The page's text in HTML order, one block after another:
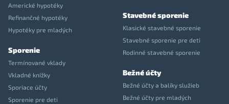
Americké hypotéky
Refinančné hypotéky
Hypotéky pre mladých
Sporenie
Termínované vklady
Vkladné knížky
Sporiace účty
Sporenie pre deti
Stavebné sporenie
Klasické stavebné sporenie
Stavebné sporenie pre deti
Rodinné stavebné sporenie
Bežné účty
Bežné účty a balíky služieb
Bežné účty pre mladých